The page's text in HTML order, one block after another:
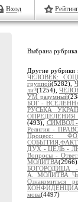
Вход
Выбрана рубрика
Другие рубрики
ЧЕЛОВЕК:
группой(5282),
ли?(1254),
УМ разумный
БОГ -
РУСЬКА
(493), СИМВОЛ -
Религия -
Процесс:
ДУХ - ЦЕЛЬ -
Вопросы -
МОЛИТВА
БОГОРОДИЦА
Ознакомиться
мова(4497)